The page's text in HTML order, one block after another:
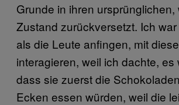
Grunde in ihren ursprünglichen,
Zustand zurückversetzt. Ich
als die Leute anfingen, mit
interagieren, weil ich dachte, es
dass sie zuerst die
Ecken essen würden, weil die